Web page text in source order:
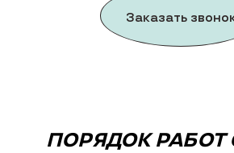
Заказать
ПОРЯДОК